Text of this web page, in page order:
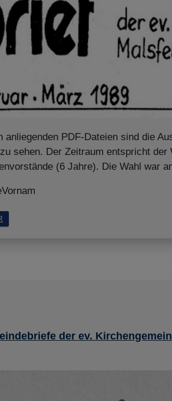
anliegenden PDF-Dateien sind die
sehen. Der Zeitraum entspricht der
(6 Jahre). Die Wahl war
der ev.